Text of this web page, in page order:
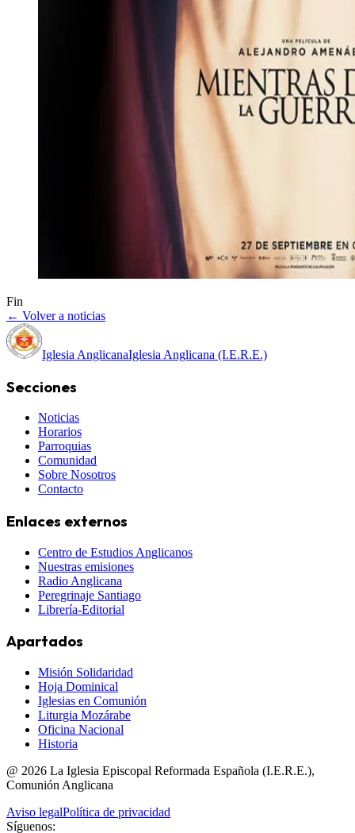
Fin
← Volver a noticias
Iglesia AnglicanaIglesia Anglicana (I.E.R.E.)
Secciones
Noticias
Horarios
Parroquias
Comunidad
Sobre Nosotros
Contacto
Enlaces externos
Centro de Estudios Anglicanos
Nuestras emisiones
Radio Anglicana
Peregrinaje Santiago
Librería-Editorial
Apartados
Misión Solidaridad
Hoja Dominical
Iglesias en Comunión
Liturgia Mozárabe
Oficina Nacional
Historia
@ 2026 La Iglesia Episcopal Reformada Española (I.E.R.E.),
Comunión Anglicana
Aviso legalPolítica de privacidad
Síguenos: